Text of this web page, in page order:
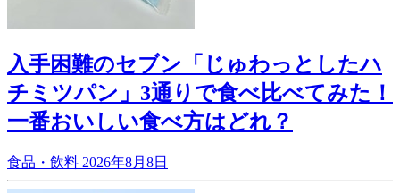
入手困難のセブン「じゅわっとしたハ
チミツパン」3通りで食べ比べてみた！
一番おいしい食べ方はどれ？
食品・飲料 2026年8月8日